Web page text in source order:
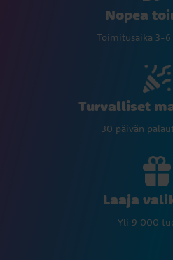
Nopea
Toimitusaika 3-6
Turvalliset
30 päivän
Laaja
Yli 9 000